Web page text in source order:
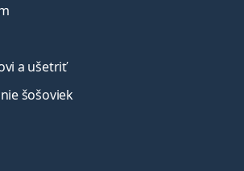
a ušetriť
šošoviek